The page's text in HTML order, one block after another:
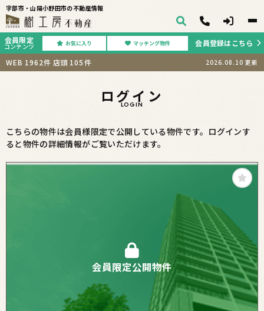
宇部市・山陽小野田市の不動産情報
会員限定
コンテンツ お気に入り マッチング物件
会員登録はこちら
WEB 1962件 店頭 105件 2026.08.10 更新
ログイン
LOGIN
こちらの物件は会員様限定で公開している物件です。ログインす
ると物件の詳細情報がご覧いただけます。
会員限定公開物件